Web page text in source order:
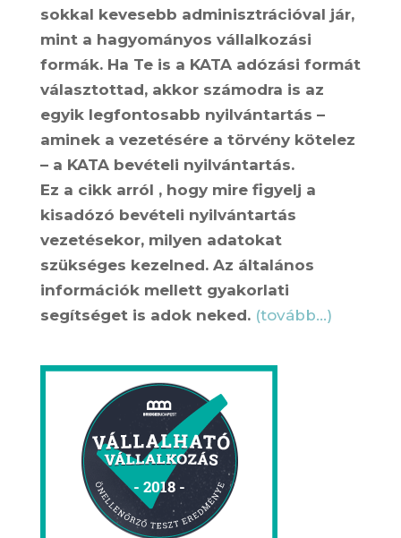
sokkal kevesebb adminisztrációval jár,
mint a hagyományos vállalkozási
formák. Ha Te is a KATA adózási formát
választottad, akkor számodra is az
egyik legfontosabb nyilvántartás –
aminek a vezetésére a törvény kötelez
– a KATA bevételi nyilvántartás.
Ez a cikk arról , hogy mire figyelj a
kisadózó bevételi nyilvántartás
vezetésekor, milyen adatokat
szükséges kezelned. Az általános
információk mellett gyakorlati
segítséget is adok neked. (tovább…)